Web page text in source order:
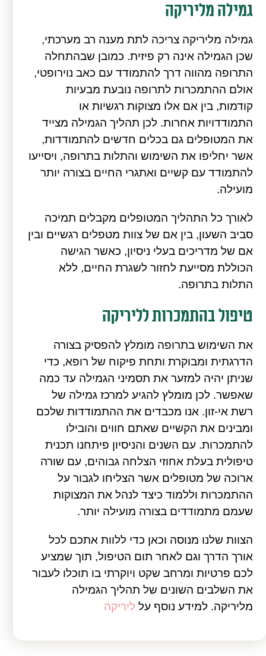
גמילה מליריקה
גמילה מליריקה צריכה לתת מענה רב מערכתי,
שכן הגמילה אינה רק פיזית. כמובן שבהתחלה
התרופה מהווה דרך להתמודד עם כאב נוירופטי,
אולם ההתמכרות לתרופה נובעת מבעיות
קודמות, בין אם אלו מצוקות רגשיות או
התמודדויות אחרות. לכן תהליך הגמילה מצייד
את המטופלים גם בכלים חדשים להתמודדות,
אשר יחליפו את השימוש והתלות בתרופה, ויסייעו
להתמודד עם קשיים ואתגרי החיים בצורה יותר
מועילה.
לאורך כל התהליך המטופלים מקבלים תמיכה
סביב השעון, בין אם של צוות מטפלים רגשיים ובין
אם של מדריכים בעלי ניסיון, כאשר הגישה
הכוללת מסייעת לחזור לשגרת החיים, ללא
התלות בתרופה.
טיפול בהתמכרות לליריקה
את השימוש בתרופה מומלץ להפסיק בצורה
הדרגתית ומבוקרת ותחת פיקוח של רופא, כדי
שניתן יהיה למזער את תסמיני הגמילה עד כמה
שאפשר. לכן מומלץ להגיע למרכז גמילה של
רשת אי-זון. אנו מכבדים את ההתמודדות שלכם
ומבינים את הקשיים שאתם חווים והובילו
להתמכרות. עם השנים והניסיון פיתחנו תכנית
טיפולית בעלת אחוזי הצלחה גבוהים, עם שורה
ארוכה של מטופלים אשר הצליחו לגבור על
ההתמכרות וללמוד כיצד לנהל את המצוקות
שעמם מתמודדים בצורה מועילה יותר.
הצוות שלנו מנוסה וכאן כדי ללוות אתכם לכל
אורך הדרך וגם לאחר תום הטיפול, תוך שמציע
לכם פרטיות ומרחב שקט ויוקרתי בו תוכלו לעבור
את השלבים השונים של תהליך הגמילה
מליריקה. למידע נוסף על ליריקה